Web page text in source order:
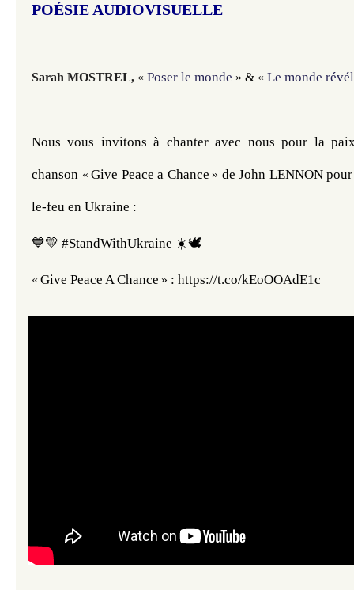
POÉSIE AUDIOVISUELLE
Sarah MOSTREL, « Poser le monde » & « Le monde
Nous vous invitons à chanter avec nous pour la
chanson « Give Peace a Chance » de John LENNON
le-feu en Ukraine :
💙💛 #StandWithUkraine ☀️🕊️
« Give Peace A Chance » : https://t.co/kEoOOAdE1c